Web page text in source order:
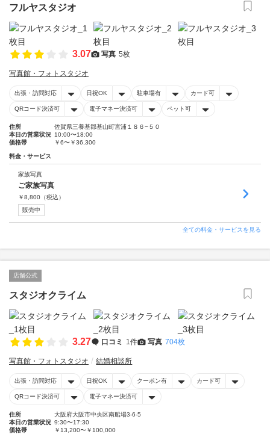
フルヤスタジオ
3.07 写真 5枚
写真館・フォトスタジオ
出張・訪問対応 日祝OK 駐車場有 カード可
QRコード決済可 電子マネー決済可 ペット可
住所
佐賀県三養基郡基山町宮浦１８６−５０
本日の営業状況 10:00〜18:00
価格帯
￥6〜￥36,300
料金・サービス
家族写真
ご家族写真
￥8,800 （税込）
販売中
全ての料金・サービスを見る
店舗公式
スタジオクライム
3.27 口コミ 1件 写真 704枚
写真館・フォトスタジオ 結婚相談所
出張・訪問対応 日祝OK クーポン有 カード可
QRコード決済可 電子マネー決済可
住所
大阪府大阪市中央区南船場3-6-5
本日の営業状況 9:30〜17:30
価格帯
￥13,200〜￥100,000